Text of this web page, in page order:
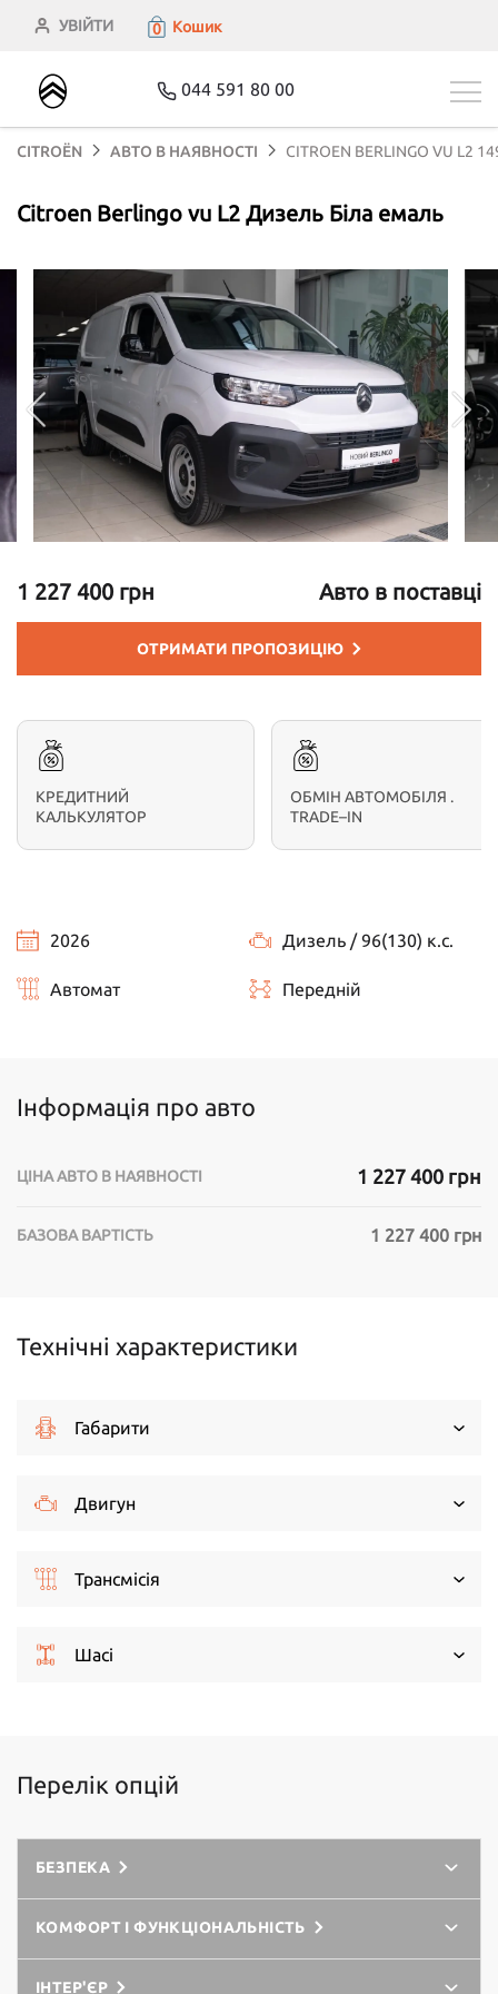
УВІЙТИ 0 Кошик
044 591 80 00
CITROЁN АВТО В НАЯВНОСТІ CITROEN BERLINGO VU L2
Citroen Berlingo vu L2 Дизель Біла емаль
1 227 400 грн Авто в поставці
ОТРИМАТИ ПРОПОЗИЦІЮ
КРЕДИТНИЙ
КАЛЬКУЛЯТОР
ОБМІН АВТОМОБІЛЯ .
TRADE–IN
2026 Дизель / 96(130) к.с.
Автомат Передній
Інформація про авто
ЦІНА АВТО В НАЯВНОСТІ 1 227 400 грн
БАЗОВА ВАРТІСТЬ 1 227 400 грн
Технічні характеристики
Габарити
Двигун
Трансмісія
Шасі
Перелік опцій
БЕЗПЕКА
КОМФОРТ І ФУНКЦІОНАЛЬНІСТЬ
ІНТЕР'ЄР